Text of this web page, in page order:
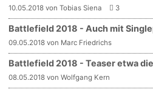
10.05.2018 von Tobias Siena 3
Battlefield 2018 - Auch mit
09.05.2018 von Marc Friedrichs
Battlefield 2018 - Teaser etwa
08.05.2018 von Wolfgang Kern